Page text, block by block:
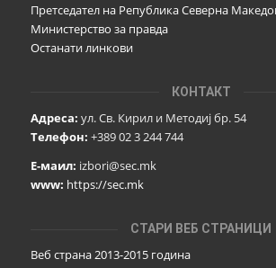
Претседател на Република Северна
Министерство за правда
Останати линкови
КОНТАКТ
Адреса: ул. Св. Кирил и Методиј бр. 54
Телефон: +389 02 3 244 744
Е-маил: izbori@sec.mk
www: https://sec.mk
СТАРИ ВЕБ СТРАНИЦИ
Веб страна 2013-2015 година